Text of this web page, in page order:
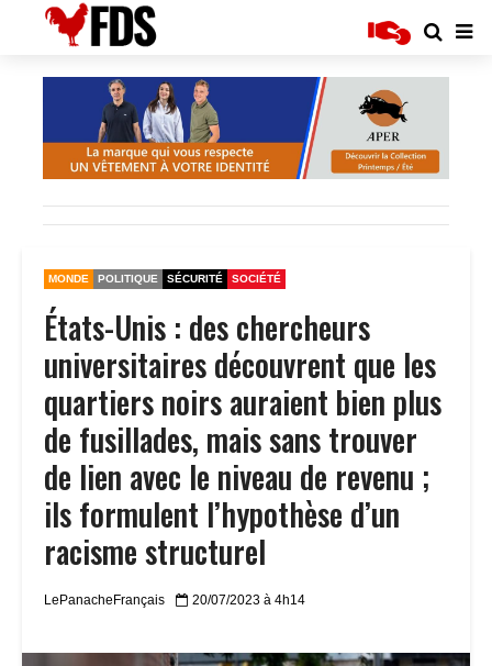
MONDE POLITIQUE SÉCURITÉ SOCIÉTÉ
États-Unis : des chercheurs
universitaires découvrent que les
quartiers noirs auraient bien plus
de fusillades, mais sans trouver
de lien avec le niveau de revenu ;
ils formulent l’hypothèse d’un
racisme structurel
LePanacheFrançais 20/07/2023 à 4h14